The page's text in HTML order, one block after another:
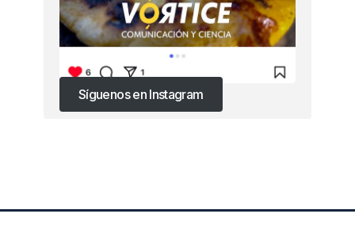
Síguenos en Instagram